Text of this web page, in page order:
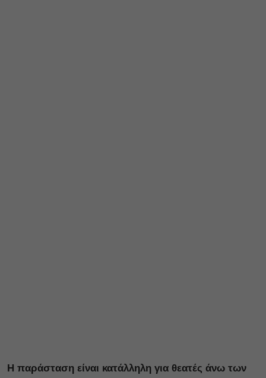
Η παράσταση είναι κατάλληλη για θεατές άνω των